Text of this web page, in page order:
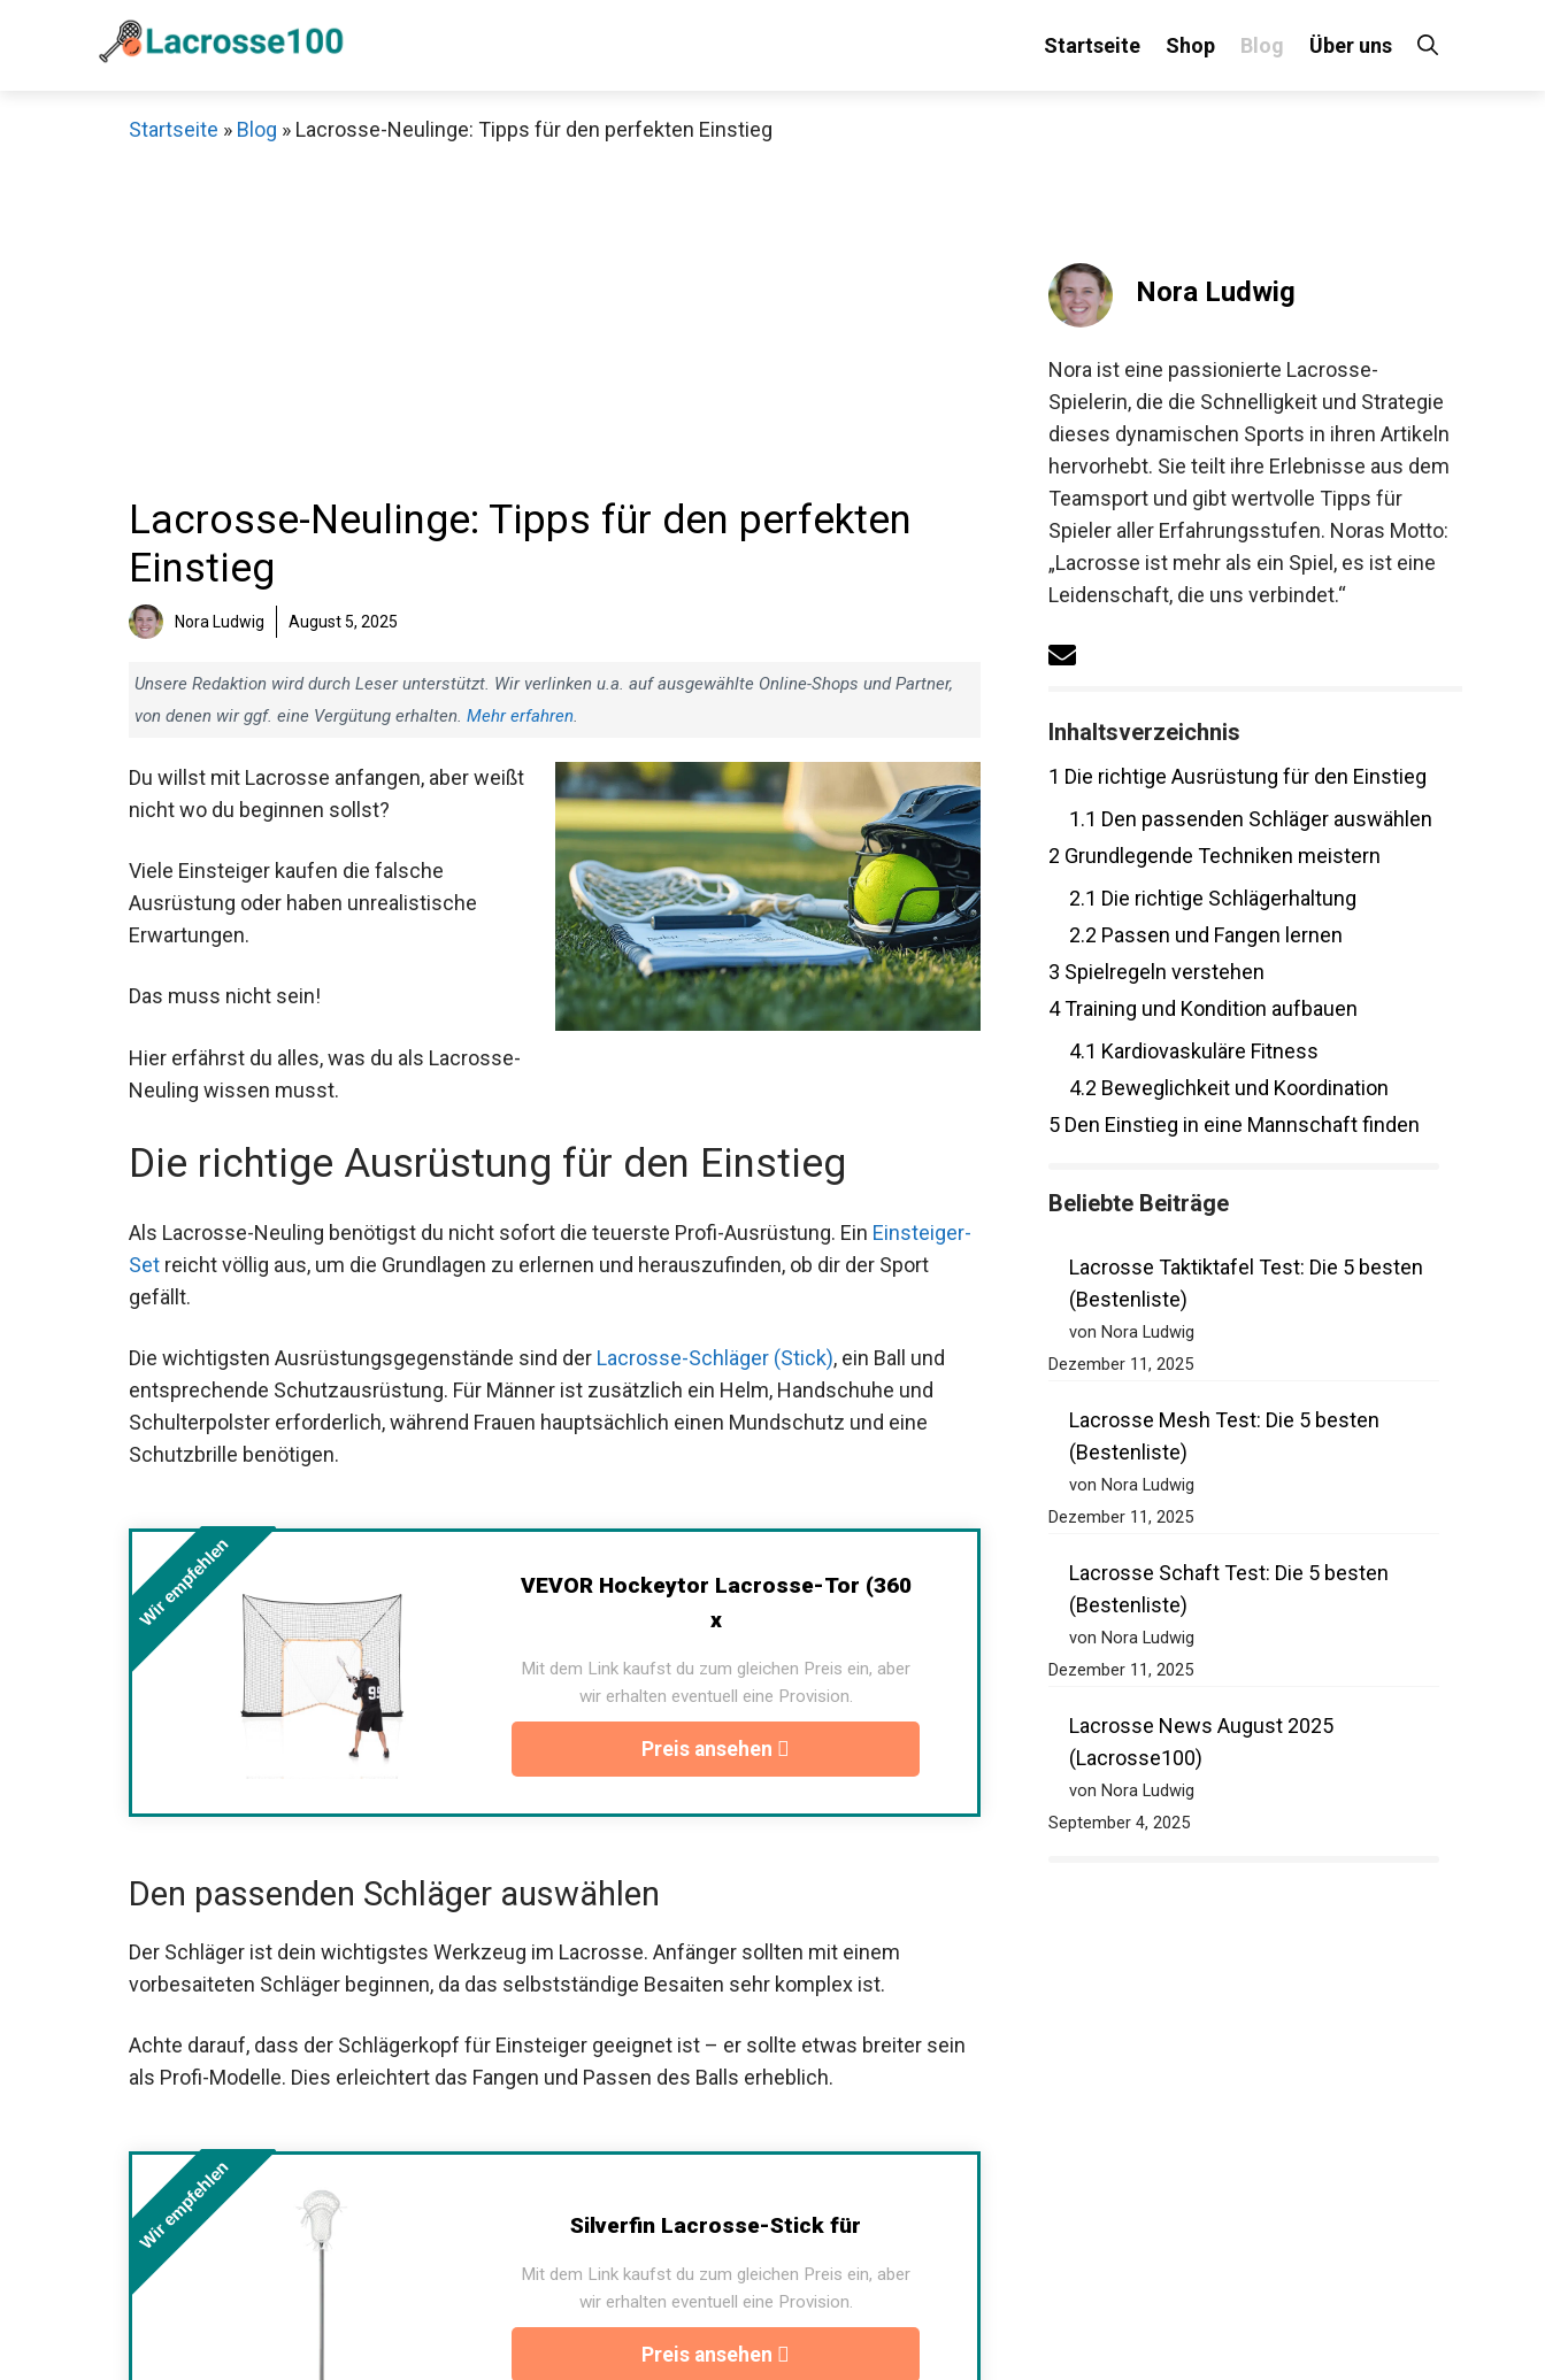
Startseite Shop Blog Über uns
Startseite » Blog » Lacrosse-Neulinge: Tipps für den perfekten Einstieg
Lacrosse-Neulinge: Tipps für den perfekten
Einstieg
Nora Ludwig August 5, 2025
Unsere Redaktion wird durch Leser unterstützt. Wir verlinken u.a. auf ausgewählte Online-Shops und Partner,
von denen wir ggf. eine Vergütung erhalten. Mehr erfahren.
Du willst mit Lacrosse anfangen, aber weißt
nicht wo du beginnen sollst?
Viele Einsteiger kaufen die falsche
Ausrüstung oder haben unrealistische
Erwartungen.
Das muss nicht sein!
Hier erfährst du alles, was du als Lacrosse-Neuling wissen musst.
Einsteiger-Setreicht völlig aus, um die Grundlagen zu erlernen und herauszufinden, ob dir
der Sport gefällt.
entsprechende Schutzausrüstung. Für Männer ist zusätzlich ein Helm, Handschuhe und
Schulterpolster erforderlich, während Frauen hauptsächlich einen Mundschutz und eine
Schutzbrille benötigen.
Wir empfehlen
x
wir erhalten eventuell eine Provision.
Preis ansehen
Der Schläger ist dein wichtigstes Werkzeug im Lacrosse. Anfänger sollten mit einem
vorbesaiteten Schläger beginnen, da das selbstständige Besaiten sehr komplex ist.
als Profi-Modelle. Dies erleichtert das Fangen und Passen des Balls erheblich.
Wir empfehlen
wir erhalten eventuell eine Provision.
Preis ansehen
Nora Ludwig
Nora ist eine passionierte Lacrosse-
Spielerin, die die Schnelligkeit und Strategie
dieses dynamischen Sports in ihren
Artikeln hervorhebt. Sie teilt ihre Erlebnisse
aus dem Teamsport und gibt wertvolle
Tipps für Spieler aller Erfahrungsstufen.
Noras Motto: „Lacrosse ist mehr als ein
Spiel, es ist eine Leidenschaft, die uns
Inhaltsverzeichnis
Die richtige Ausrüstung für den Einstieg
1.1Den passenden Schläger auswählen
Grundlegende Techniken meistern
2.1 Die richtige Schlägerhaltung
2.2Passen und Fangen lernen
Spielregeln verstehen
Training und Kondition aufbauen
4.1 Kardiovaskuläre Fitness
4.2Beweglichkeit und Koordination
Lacrosse Taktiktafel Test: Die 5 besten
(Bestenliste)
von Nora Ludwig
Lacrosse Mesh Test: Die 5 besten
(Bestenliste)
von Nora Ludwig
Lacrosse Schaft Test: Die 5 besten
(Bestenliste)
von Nora Ludwig
Lacrosse News August 2025
(Lacrosse100)
von Nora Ludwig
Schaue dir jetzt die meistverkauften Produkte im Sale bei Decathlon an!